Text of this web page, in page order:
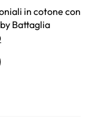
in cotone con
Battaglia